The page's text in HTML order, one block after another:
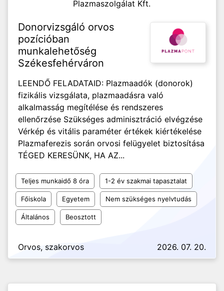
Plazmaszolgálat Kft.
Donorvizsgáló orvos
pozícióban
munkalehetőség
Székesfehérváron
LEENDŐ FELADATAID: Plazmaadók (donorok)
fizikális vizsgálata, plazmaadásra való
alkalmasság megítélése és rendszeres
ellenőrzése Szükséges adminisztráció elvégzése
Vérkép és vitális paraméter értékek kiértékelése
Plazmaferezis során orvosi felügyelet biztosítása
TÉGED KERESÜNK, HA AZ...
Teljes munkaidő 8 óra 1-2 év szakmai tapasztalat
Főiskola Egyetem Nem szükséges nyelvtudás
Általános Beosztott
Orvos, szakorvos 2026. 07. 20.